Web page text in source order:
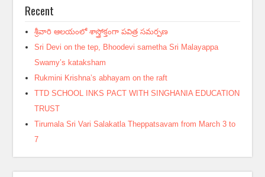
Recent
శ్రీవారి ఆలయంలో శాస్త్రోక్తంగా పవిత్ర సమర్పణ
Sri Devi on the tep, Bhoodevi sametha Sri Malayappa
Swamy’s kataksham
Rukmini Krishna’s abhayam on the raft
TTD SCHOOL INKS PACT WITH SINGHANIA EDUCATION
TRUST
Tirumala Sri Vari Salakatla Theppatsavam from March 3 to
7